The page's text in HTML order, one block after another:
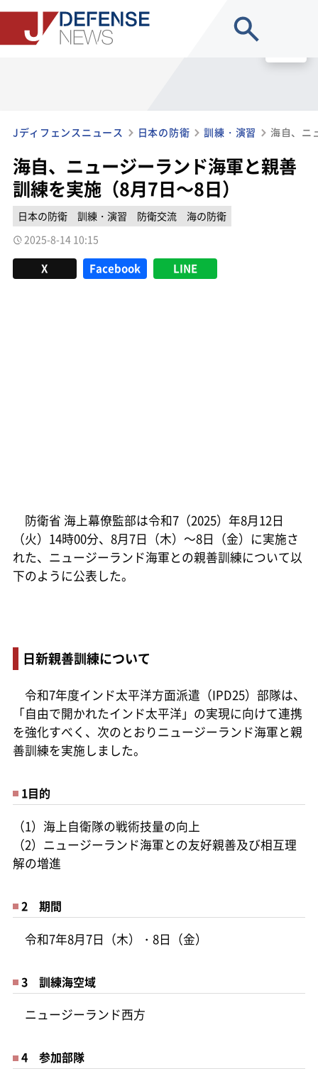
Jディフェンスニュース 日本の防衛 訓練・演習
海自、ニュージーランド海軍と親善
訓練を実施（8月7日～8日）
日本の防衛 訓練・演習 防衛交流
海の防衛
2025-8-14 10:15
X Facebook LINE
防衛省 海上幕僚監部は令和7（2025）年8月12日
（火）14時00分、8月7日（木）～8日（金）に実施さ
れた、ニュージーランド海軍との親善訓練について以
下のように公表した。
日新親善訓練について
令和7年度インド太平洋方面派遣（IPD25）部隊は、
「自由で開かれたインド太平洋」の実現に向けて連携
を強化すべく、次のとおりニュージーランド海軍と親
善訓練を実施しました。
1目的
（1）海上自衛隊の戦術技量の向上
（2）ニュージーランド海軍との友好親善及び相互理
解の増進
2 期間
令和7年8月7日（木）・8日（金）
3 訓練海空域
ニュージーランド西方
4 参加部隊